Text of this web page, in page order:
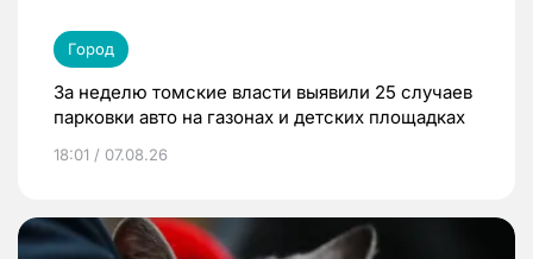
Город
За неделю томские власти выявили 25 случаев
парковки авто на газонах и детских площадках
18:01 / 07.08.26